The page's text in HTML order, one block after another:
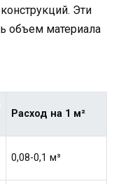
Эти
объем материала
Расход на 1 м²
0,08-0,1 м³